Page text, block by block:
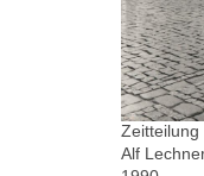
Zeitteilung
Alf